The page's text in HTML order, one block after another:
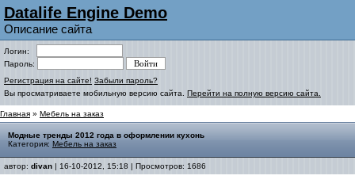
Datalife Engine Demo
Описание сайта
Логин:
Пароль:
Регистрация на сайте! Забыли пароль?
Вы просматриваете мобильную версию сайта. Перейти на полную версию сайта.
Главная » Мебель на заказ
Модные тренды 2012 года в оформлении кухонь
Категория: Мебель на заказ
автор: divan | 16-10-2012, 15:18 | Просмотров: 1686